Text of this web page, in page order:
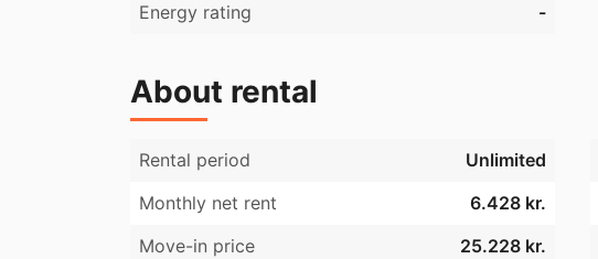
Energy rating
-
About rental
Rental period Unlimited
Monthly net rent
6.428 kr.
Move-in price
25.228 kr.